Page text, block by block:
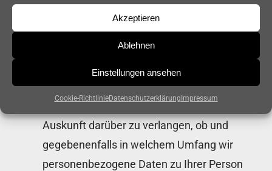
Akzeptieren
Ablehnen
Einstellungen ansehen
Cookie-RichtlinieDatenschutzerklärung Impressum
gegenüber Ihre Betroffenenrechte geltend zu
machen. Dabei haben Sie insbesondere die
Sie haben nach Maßgabe des
Art. 15 DSGVO und § 34 BDSG das Recht,
Auskunft darüber zu verlangen, ob und
gegebenenfalls in welchem Umfang wir
personenbezogene Daten zu Ihrer Person